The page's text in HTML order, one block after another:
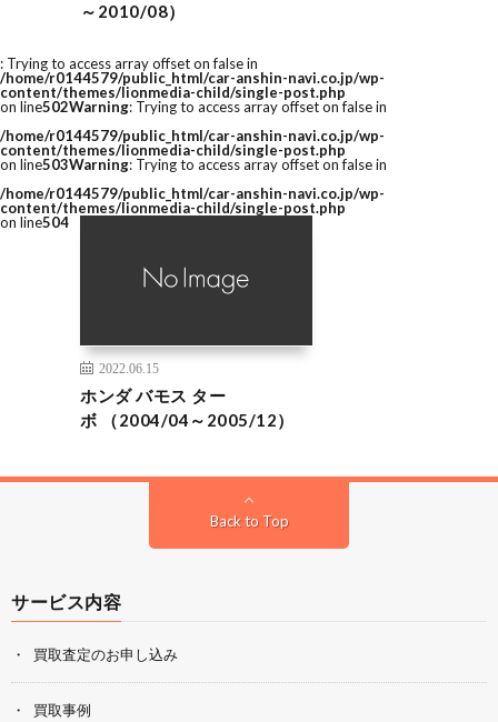
～2010/08）
: Trying to access array offset on false in
/home/r0144579/public_html/car-anshin-navi.co.jp/wp-
content/themes/lionmedia-child/single-post.php
on line502Warning: Trying to access array offset on false in
/home/r0144579/public_html/car-anshin-navi.co.jp/wp-
content/themes/lionmedia-child/single-post.php
on line503Warning: Trying to access array offset on false in
/home/r0144579/public_html/car-anshin-navi.co.jp/wp-
content/themes/lionmedia-child/single-post.php
on line504
2022.06.15
ホンダ バモス ター
ボ （2004/04～2005/12）
Back to Top
サービス内容
買取査定のお申し込み
買取事例